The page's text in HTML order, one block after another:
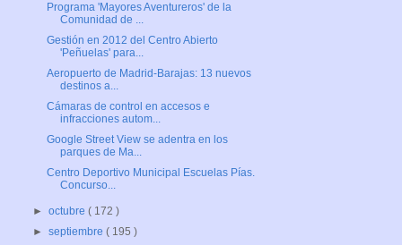
Programa 'Mayores Aventureros' de la
Comunidad de ...
Gestión en 2012 del Centro Abierto
'Peñuelas' para...
Aeropuerto de Madrid-Barajas: 13 nuevos
destinos a...
Cámaras de control en accesos e
infracciones autom...
Google Street View se adentra en los
parques de Ma...
Centro Deportivo Municipal Escuelas Pías.
Concurso...
►octubre( 172 )
►septiembre( 195 )